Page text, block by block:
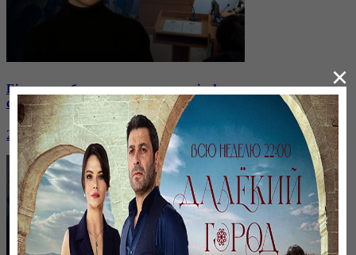
Бірнеше отбасын алдаған туристік фирма директоры
сотталып жатыр
26 января, 19:36
×